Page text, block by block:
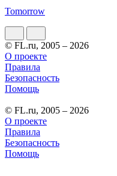
Tomorrow
© FL.ru, 2005 – 2026
О проекте
Правила
Безопасность
Помощь
© FL.ru, 2005 – 2026
О проекте
Правила
Безопасность
Помощь